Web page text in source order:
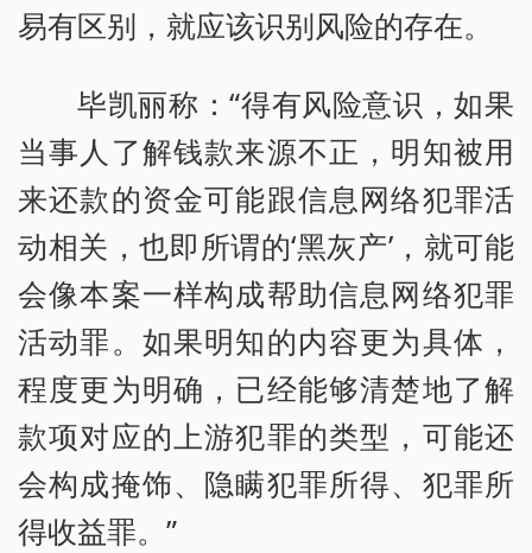
易有区别，就应该识别风险的存在。
毕凯丽称：“得有风险意识，如果
当事人了解钱款来源不正，明知被用
来还款的资金可能跟信息网络犯罪活
动相关，也即所谓的‘黑灰产’，就可能
会像本案一样构成帮助信息网络犯罪
活动罪。如果明知的内容更为具体，
程度更为明确，已经能够清楚地了解
款项对应的上游犯罪的类型，可能还
会构成掩饰、隐瞒犯罪所得、犯罪所
得收益罪。”